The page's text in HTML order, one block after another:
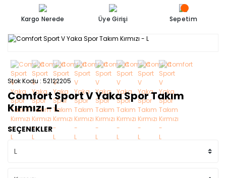
Kargo Nerede Üye Girişi Sepetim
Stok Kodu 52122205
Comfort Sport V Yaka Spor Takım
Kırmızı - L
SEÇENEKLER